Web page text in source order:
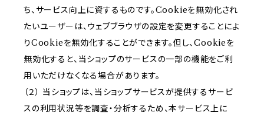
ち、サービス向上に資するものです。Cookieを無効化され
たいユーザーは、ウェブブラウザの設定を変更することによ
りCookieを無効化することができます。但し、Cookieを
無効化すると、当ショップのサービスの一部の機能をご利
用いただけなくなる場合があります。
（２） 当ショップは、当ショップサービスが提供するサービ
スの利用状況等を調査・分析するため、本サービス上に